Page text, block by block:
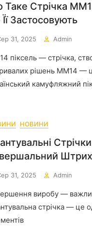
Стрічка
Застосовують
31, 2025 Admin
піксель — стрічка,
рішень ММ14 —
камуфляжний
НОВИНИ
Штрих
31, 2025 Admin
виробу —
стрічка — це